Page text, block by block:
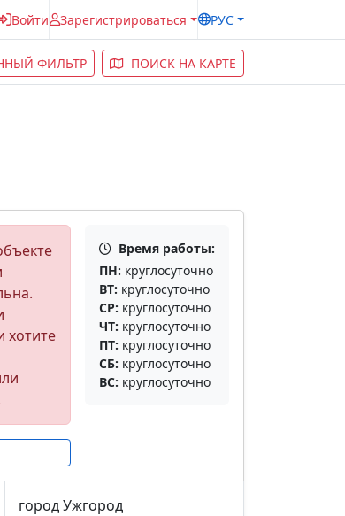
Войти Зарегистрироваться РУС
ФИЛЬТР ПОИСК НА КАРТЕ
хотите
Время работы:
ПН: круглосуточно
ВТ: круглосуточно
СР: круглосуточно
ЧТ: круглосуточно
ПТ: круглосуточно
СБ: круглосуточно
ВС: круглосуточно
город Ужгород